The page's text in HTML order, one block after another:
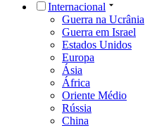
Internacional
Guerra na Ucrânia
Guerra em Israel
Estados Unidos
Europa
Ásia
África
Oriente Médio
Rússia
China